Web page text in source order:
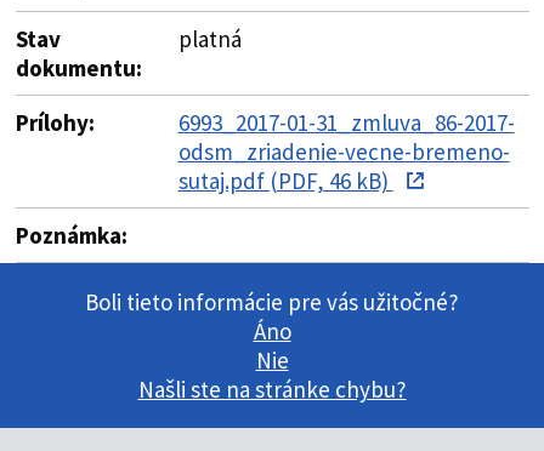
Stav
dokumentu:
platná
Prílohy:
6993_2017-01-31_zmluva_86-2017-
odsm_zriadenie-vecne-bremeno-
sutaj.pdf (PDF, 46 kB)
Poznámka:
Boli tieto informácie pre vás užitočné?
Áno
Nie
Našli ste na stránke chybu?